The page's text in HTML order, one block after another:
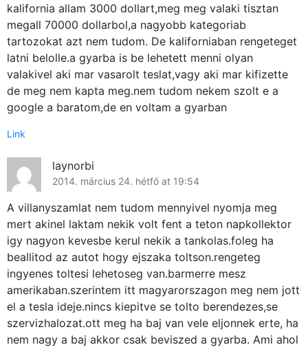
kalifornia allam 3000 dollart,meg meg valaki tisztan
megall 70000 dollarbol,a nagyobb kategoriab
tartozokat azt nem tudom. De kaliforniaban rengeteget
latni belolle.a gyarba is be lehetett menni olyan
valakivel aki mar vasarolt teslat,vagy aki mar kifizette
de meg nem kapta meg.nem tudom nekem szolt e a
google a baratom,de en voltam a gyarban
Link
laynorbi
2014. március 24. hétfő at 19:54
A villanyszamlat nem tudom mennyivel nyomja meg
mert akinel laktam nekik volt fent a teton napkollektor
igy nagyon kevesbe kerul nekik a tankolas.foleg ha
beallitod az autot hogy ejszaka toltson.rengeteg
ingyenes toltesi lehetoseg van.barmerre mesz
amerikaban.szerintem itt magyarorszagon meg nem jott
el a tesla ideje.nincs kiepitve se tolto berendezes,se
szervizhalozat.ott meg ha baj van vele eljonnek erte, ha
nem nagy a baj akkor csak beviszed a gyarba. Ami ahol